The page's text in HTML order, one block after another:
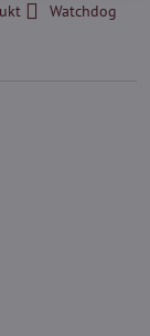
Watchdog